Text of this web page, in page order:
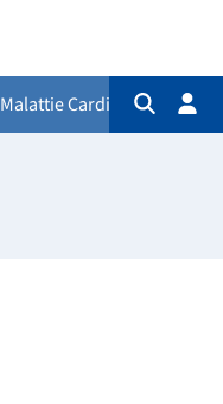
Malattie Cardiovascolari